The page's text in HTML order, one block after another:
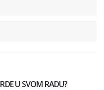
U SVOM RADU?